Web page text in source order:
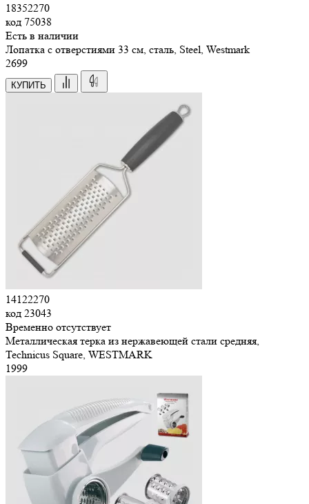
18352270
код 75038
Есть в наличии
Лопатка с отверстиями 33 см, сталь, Steel, Westmark
2699
КУПИТЬ
14122270
код 23043
Временно отсутствует
Металлическая терка из нержавеющей стали средняя,
Technicus Square, WESTMARK
1999